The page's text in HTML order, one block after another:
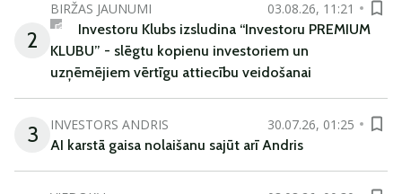
2
BIRŽAS JAUNUMI
03.08.26, 11:21
Investoru Klubs izsludina “Investoru PREMIUM
KLUBU” - slēgtu kopienu investoriem un
uzņēmējiem vērtīgu attiecību veidošanai
3 INVESTORS ANDRIS
30.07.26, 01:25
AI karstā gaisa nolaišanu sajūt arī Andris